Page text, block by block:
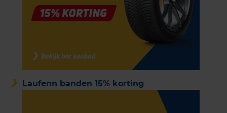
Laufenn banden 15% korting